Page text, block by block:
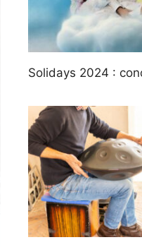
Solidays 2024 :